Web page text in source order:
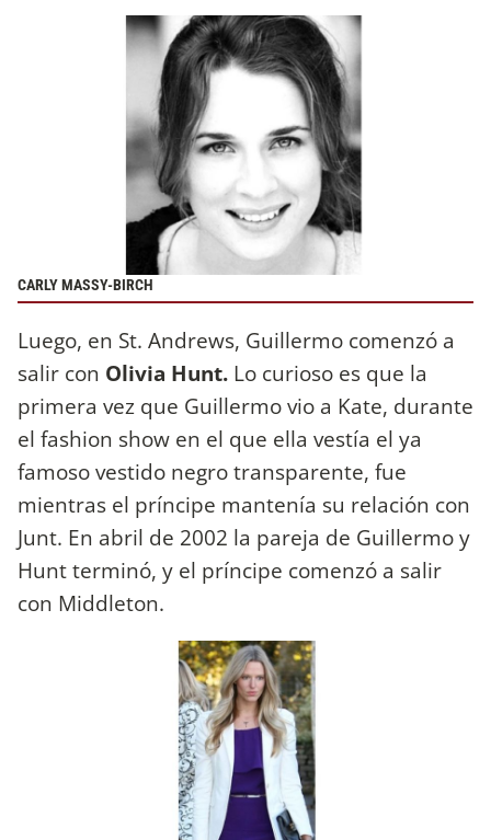
CARLY MASSY-BIRCH
Luego, en St. Andrews, Guillermo comenzó a
salir con Olivia Hunt. Lo curioso es que la
primera vez que Guillermo vio a Kate, durante
el fashion show en el que ella vestía el ya
famoso vestido negro transparente, fue
mientras el príncipe mantenía su relación con
Junt. En abril de 2002 la pareja de Guillermo y
Hunt terminó, y el príncipe comenzó a salir
con Middleton.